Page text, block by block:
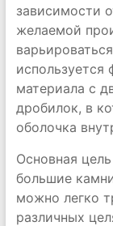
зависимости
желаемой
используется
материала с
дробилок, в
оболочка
Основная
большие
можно легко
различных